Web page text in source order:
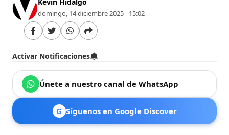
domingo, 14 diciembre 2025 - 15:02
Activar Notificaciones
Únete a nuestro canal de WhatsApp
G Síguenos en Google Discover